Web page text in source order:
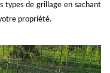
types de grillage en sachant
propriété.